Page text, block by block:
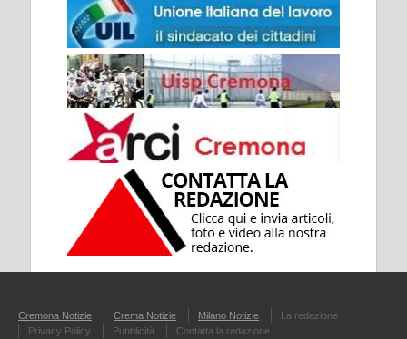
Cremona Notizie Crema Notizie Milano Notizie
La redazione
Privacy Policy
Pubblicità Contatta la redazione